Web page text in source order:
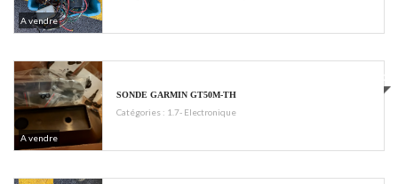
A vendre
A vendre
€500
SONDE GARMIN GT50M-TH
Catégories : 1.7- Electronique